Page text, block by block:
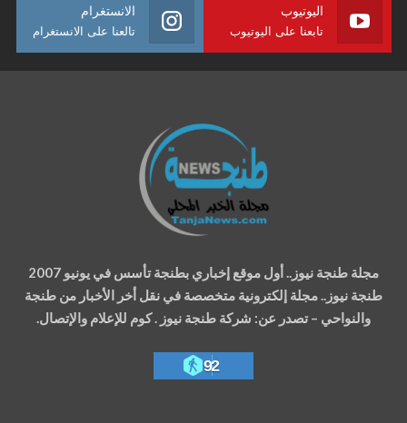
اليوتيوب
تابعنا على اليوتيوب
الانستغرام
تالعنا على الانستغرام
مجلة طنجة نيوز.. أول موقع إخباري بطنجة تأسس في يونيو 2007
طنجة نيوز.. مجلة إلكترونية متخصصة في نقل أخر الأخبار من طنجة
والنواحي – تصدر عن: شركة طنجة نيوز . كوم للإعلام والإتصال.
92